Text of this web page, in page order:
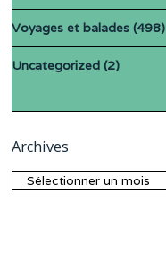
Voyages et balades (498)
Uncategorized (2)
Archives
Archives